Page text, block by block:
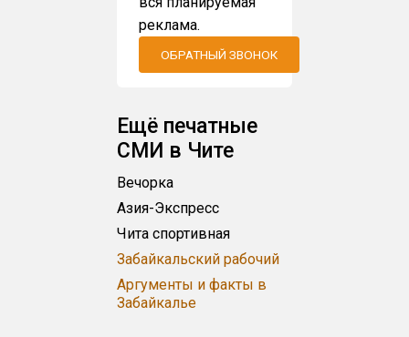
реклама.
ОБРАТНЫЙ ЗВОНОК
Ещё печатные
СМИ в Чите
Вечорка
Азия-Экспресс
Чита спортивная
Забайкальский рабочий
Аргументы и факты в
Забайкалье